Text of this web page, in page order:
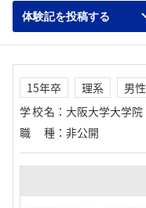
体験記を投稿する
15年卒 理系
男性
学校名 ： 大阪大学大学院
職種 ： 非公開